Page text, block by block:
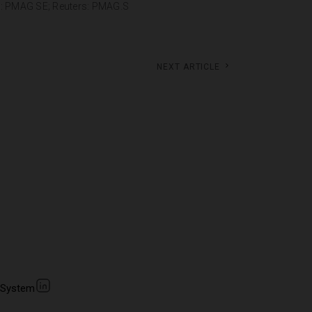
SE; Reuters: PMAG.S
Next article